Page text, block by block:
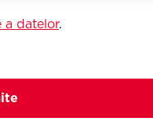
a datelor.